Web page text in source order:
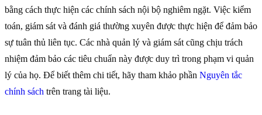
bằng cách thực hiện các chính sách nội bộ nghiêm ngặt. Việc kiểm
toán, giám sát và đánh giá thường xuyên được thực hiện để đảm bảo
sự tuân thủ liên tục. Các nhà quản lý và giám sát cũng chịu trách
nhiệm đảm bảo các tiêu chuẩn này được duy trì trong phạm vi quản
lý của họ. Để biết thêm chi tiết, hãy tham khảo phần Nguyên tắc
chính sách trên trang tài liệu.